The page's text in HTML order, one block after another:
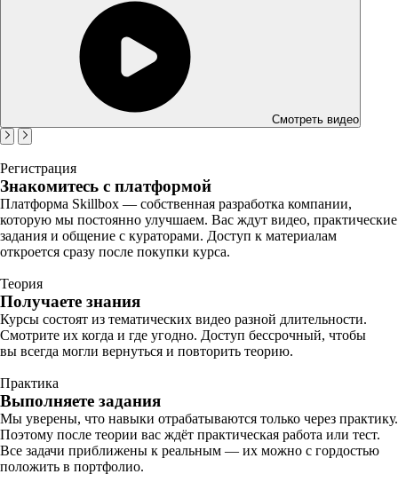
Смотреть видео
Регистрация
Знакомитесь с платформой
Платформа Skillbox — собственная разработка компании,
которую мы постоянно улучшаем. Вас ждут видео, практические
задания и общение с кураторами. Доступ к материалам
откроется сразу после покупки курса.
Теория
Получаете знания
Курсы состоят из тематических видео разной длительности.
Смотрите их когда и где угодно. Доступ бессрочный, чтобы
вы всегда могли вернуться и повторить теорию.
Практика
Выполняете задания
Мы уверены, что навыки отрабатываются только через практику.
Поэтому после теории вас ждёт практическая работа или тест.
Все задачи приближены к реальным — их можно с гордостью
положить в портфолио.